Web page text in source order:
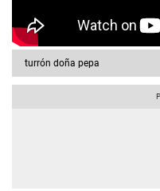
turrón doña pepa